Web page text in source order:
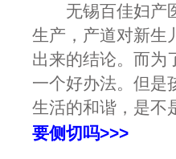
无锡百佳妇产医
生产，产道对新生
出来的结论。而为
一个好办法。但是
生活的和谐，是不
要侧切吗>>>